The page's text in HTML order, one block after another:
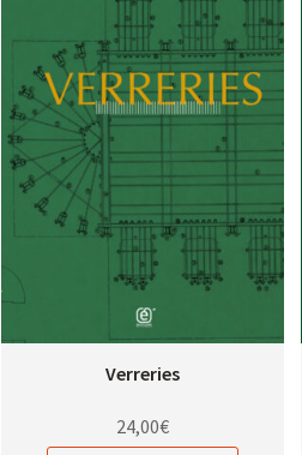
Verreries
24,00€